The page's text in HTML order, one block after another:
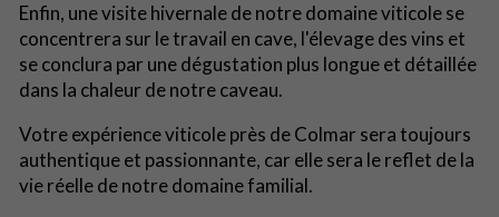
Enfin, une visite hivernale de notre domaine viticole se
concentrera sur le travail en cave, l'élevage des vins et
se conclura par une dégustation plus longue et détaillée
dans la chaleur de notre caveau.
Votre expérience viticole près de Colmar sera toujours
authentique et passionnante, car elle sera le reflet de la
vie réelle de notre domaine familial.